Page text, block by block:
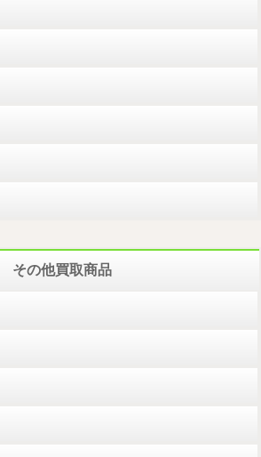
その他買取商品